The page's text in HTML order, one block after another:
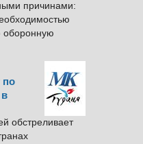
причинами:
оборонную
по
обстреливает